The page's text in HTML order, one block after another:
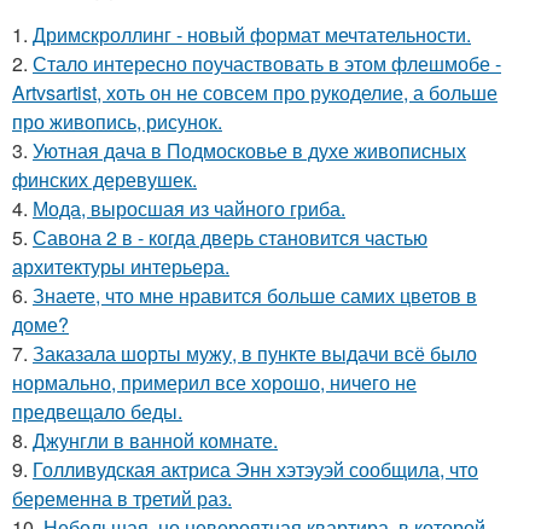
1. Дримскроллинг - новый формат мечтательности.
2. Стало интересно поучаствовать в этом флешмобе -
Artvsartist, хоть он не совсем про рукоделие, а больше
про живопись, рисунок.
3. Уютная дача в Подмосковье в духе живописных
финских деревушек.
4. Мода, выросшая из чайного гриба.
5. Савона 2 в - когда дверь становится частью
архитектуры интерьера.
6. Знаете, что мне нравится больше самих цветов в
доме?
7. Заказала шорты мужу, в пункте выдачи всё было
нормально, примерил все хорошо, ничего не
предвещало беды.
8. Джунгли в ванной комнате.
9. Голливудская актриса Энн хэтэуэй сообщила, что
беременна в третий раз.